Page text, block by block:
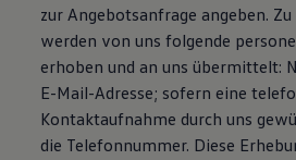
zur Angebotsanfrage angeben.
werden von uns folgende
erhoben und an uns übermittelt:
E-Mail-Adresse; sofern eine
Kontaktaufnahme durch uns
die Telefonnummer. Diese